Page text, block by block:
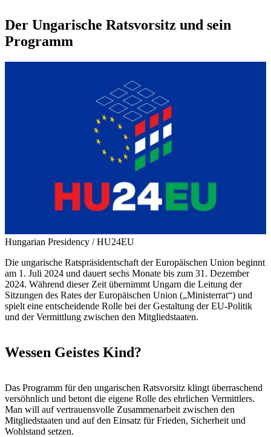
Der Ungarische Ratsvorsitz und sein
Programm
Hungarian Presidency / HU24EU
Die ungarische Ratspräsidentschaft der Europäischen Union beginnt
am 1. Juli 2024 und dauert sechs Monate bis zum 31. Dezember
2024. Während dieser Zeit übernimmt Ungarn die Leitung der
Sitzungen des Rates der Europäischen Union („Ministerrat“) und
spielt eine entscheidende Rolle bei der Gestaltung der EU-Politik
und der Vermittlung zwischen den Mitgliedstaaten.
Wessen Geistes Kind?
Das Programm für den ungarischen Ratsvorsitz klingt überraschend
versöhnlich und betont die eigene Rolle des ehrlichen Vermittlers.
Man will auf vertrauensvolle Zusammenarbeit zwischen den
Mitgliedstaaten und auf den Einsatz für Frieden, Sicherheit und
Wohlstand setzen.